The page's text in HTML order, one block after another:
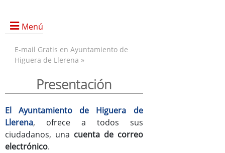
Menú
Alta de Nueva Cuenta
@Webmail
Condiciones de uso
E-mail Gratis en Ayuntamiento de
Higuera de Llerena »
Presentación
El Ayuntamiento de Higuera de
Llerena, ofrece a todos sus
ciudadanos, una cuenta de correo
electrónico.